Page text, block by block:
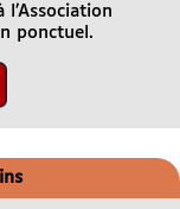
ponctuel.